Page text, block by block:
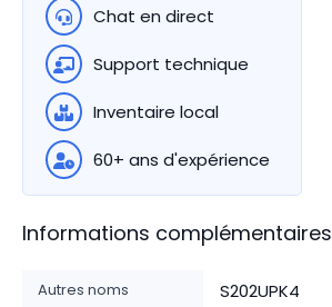
Chat en direct
Support technique
Inventaire local
60+ ans d'expérience
Informations complémentaires
Autres noms S202UPK4